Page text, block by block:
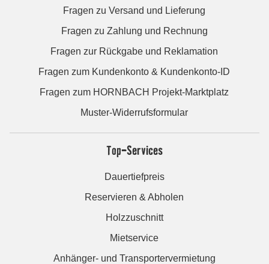
Fragen zu Versand und Lieferung
Fragen zu Zahlung und Rechnung
Fragen zur Rückgabe und Reklamation
Fragen zum Kundenkonto & Kundenkonto-ID
Fragen zum HORNBACH Projekt-Marktplatz
Muster-Widerrufsformular
Top-Services
Dauertiefpreis
Reservieren & Abholen
Holzzuschnitt
Mietservice
Anhänger- und Transportervermietung